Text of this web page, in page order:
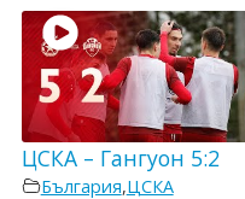
ЦСКА – Гангуон 5:2
България,ЦСКА